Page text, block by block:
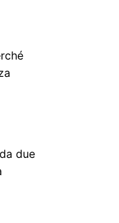
due